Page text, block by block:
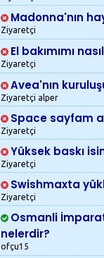
Madonna'nın
Ziyaretçi
El bakımımı
Ziyaretçi
Avea'nın
Ziyaretçi alper
Space sayfam
Ziyaretçi
Yüksek baskı
Ziyaretçi
Swishmaxta
Ziyaretçi
Osmanli
nelerdir?
ofçu15